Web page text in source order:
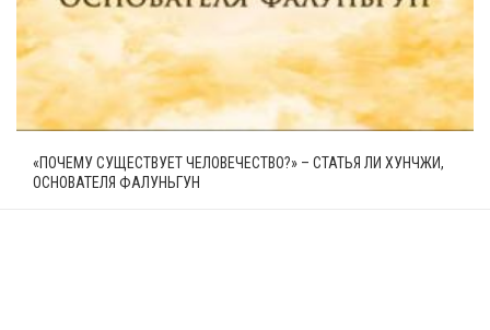
«ПОЧЕМУ СУЩЕСТВУЕТ ЧЕЛОВЕЧЕСТВО?» – СТАТЬЯ ЛИ ХУНЧЖИ,
ОСНОВАТЕЛЯ ФАЛУНЬГУН